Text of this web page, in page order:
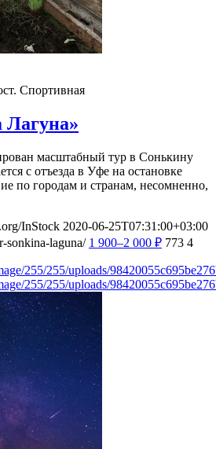
Спортивная
Лагуна»
масштабный тур в Сонькину
с отъезда в Уфе на остановке
по городам и странам, несомненно,
InStock 2020-06-25T07:31:00+03:00
sonkina-laguna/ 1 900–2 000 ₽ 773 4
255/255/uploads/
255/255/uploads/